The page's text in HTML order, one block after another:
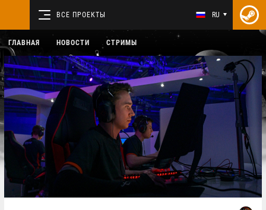
ВСЕ ПРОЕКТЫ RU
ГЛАВНАЯ НОВОСТИ СТРИМЫ